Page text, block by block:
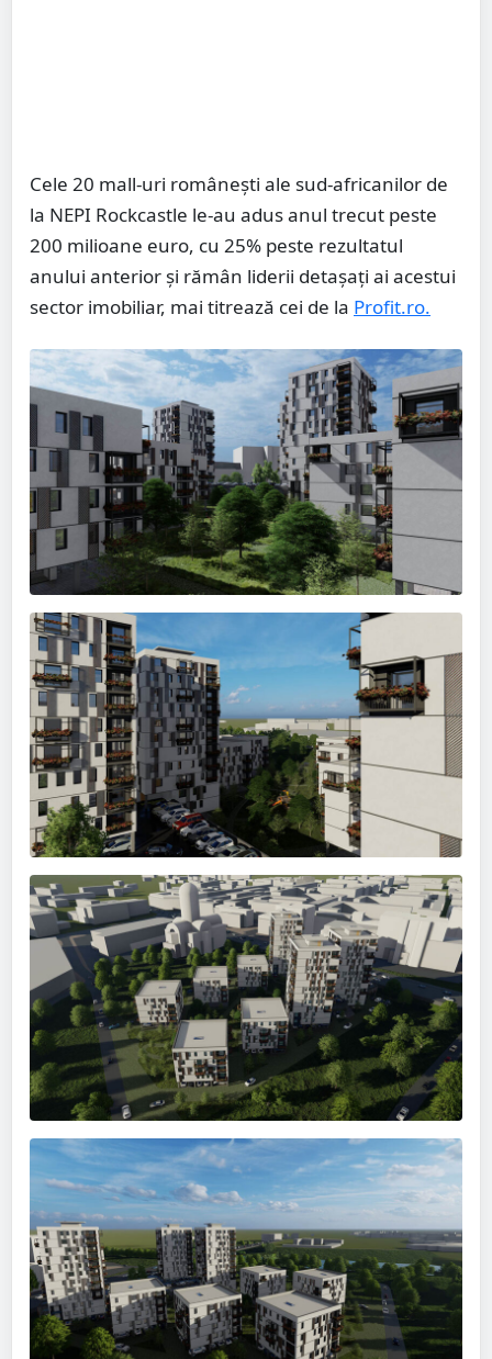
Cele 20 mall-uri românești ale sud-africanilor de
la NEPI Rockcastle le-au adus anul trecut peste
200 milioane euro, cu 25% peste rezultatul
anului anterior și rămân liderii detașați ai acestui
sector imobiliar, mai titrează cei de la Profit.ro.